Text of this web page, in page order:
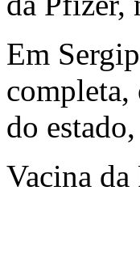
Em
completa,
do
Vacina